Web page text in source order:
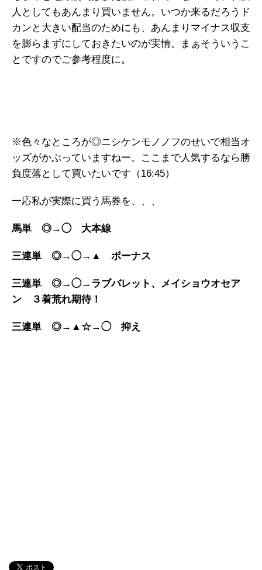
人としてもあんまり買いません。いつか来るだろうド
カンと大きい配当のためにも、あんまりマイナス収支
を膨らまずにしておきたいのが実情。まぁそういうこ
とですのでご参考程度に。
※色々なところが◎ニシケンモノノフのせいで相当オ
ッズがかぶっていますねー。ここまで人気するなら勝
負度落として買いたいです（16:45）
一応私が実際に買う馬券を、、、
馬単 ◎→◯ 大本線
三連単 ◎→◯→▲ ボーナス
三連単 ◎→◯→ラブバレット、メイショウオセア
ン ３着荒れ期待！
三連単 ◎→▲☆→◯ 抑え